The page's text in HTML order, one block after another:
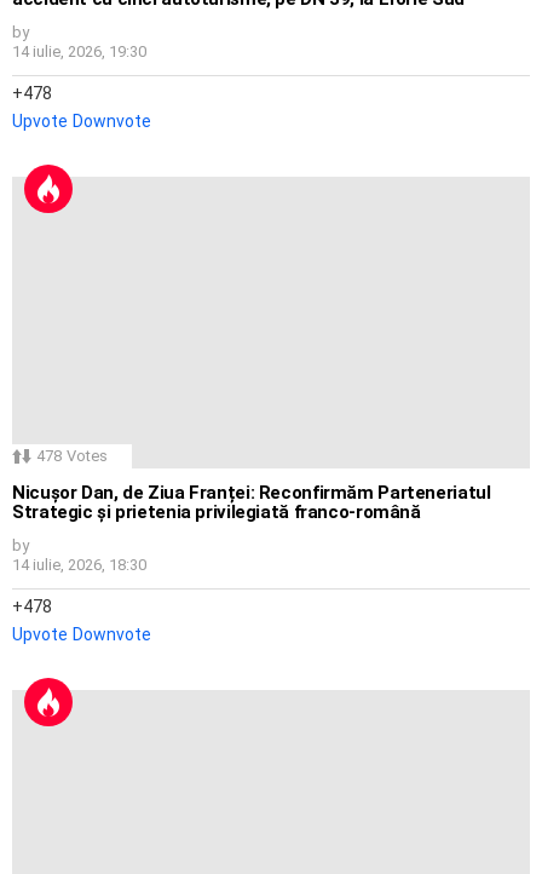
by
14 iulie, 2026, 19:30
478
Upvote Downvote
478 Votes
Nicușor Dan, de Ziua Franței: Reconfirmăm Parteneriatul
Strategic și prietenia privilegiată franco-română
by
14 iulie, 2026, 18:30
478
Upvote Downvote